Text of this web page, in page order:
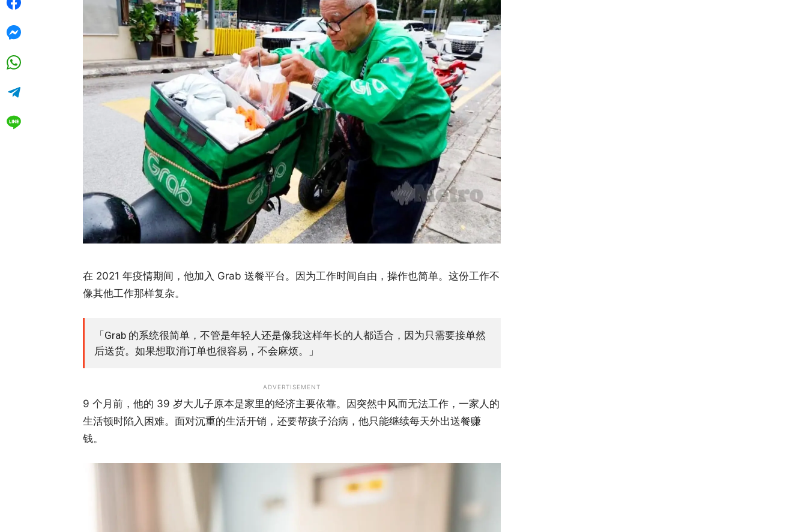
在 2021 年疫情期间，他加入 Grab 送餐平台。因为工作时间自由，操作也简单。这份工作不
像其他工作那样复杂。
「Grab 的系统很简单，不管是年轻人还是像我这样年长的人都适合，因为只需要接单然
后送货。如果想取消订单也很容易，不会麻烦。」
ADVERTISEMENT
9 个月前，他的 39 岁大儿子原本是家里的经济主要依靠。因突然中风而无法工作，一家人的
生活顿时陷入困难。面对沉重的生活开销，还要帮孩子治病，他只能继续每天外出送餐赚
钱。